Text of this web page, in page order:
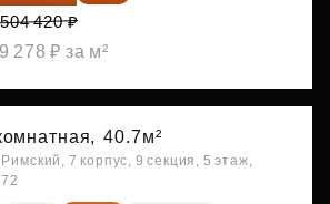
420 ₽
278 ₽ за м²
40.7м²
7 корпус, 9 секция, 5 этаж,